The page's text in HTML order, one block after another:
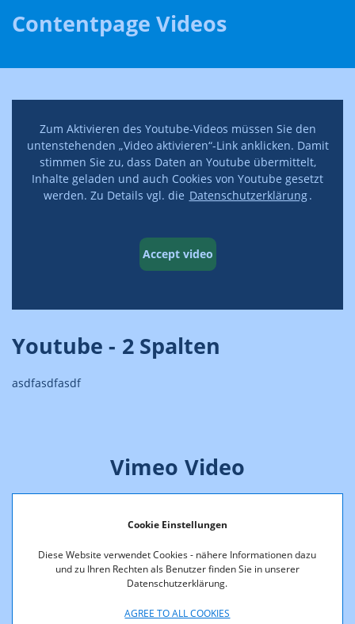
Cookie Einstellungen
Diese Website verwendet Cookies - nähere Informationen dazu
und zu Ihren Rechten als Benutzer finden Sie in unserer
Datenschutzerklärung.
AGREE TO ALL COOKIES
Contentpage Videos
Zum Aktivieren des Youtube-Videos müssen Sie den
untenstehenden „Video aktivieren“-Link anklicken. Damit
stimmen Sie zu, dass Daten an Youtube übermittelt,
Inhalte geladen und auch Cookies von Youtube gesetzt
werden. Zu Details vgl. die Datenschutzerklärung.
Accept video
Youtube - 2 Spalten
asdfasdfasdf
Vimeo Video
Zum Aktivieren des Vimeo-Videos müssen Sie den
stimmen Sie zu, dass Daten an Vimeo übermittelt, Inhalte
geladen und auch Cookies von Vimeo gesetzt werden. Zu
Details vgl. dieDatenschutzerklärung